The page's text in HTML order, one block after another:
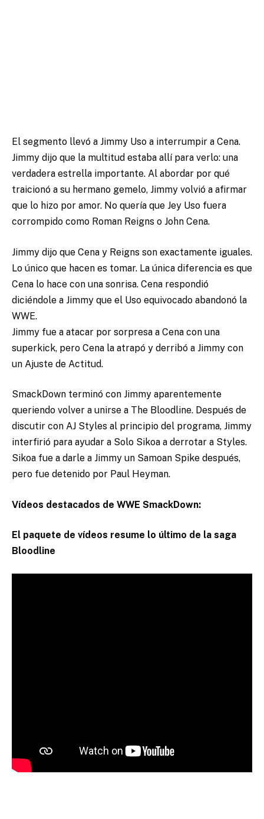
El segmento llevó a Jimmy Uso a interrumpir a Cena.
Jimmy dijo que la multitud estaba allí para verlo: una
verdadera estrella importante. Al abordar por qué
traicionó a su hermano gemelo, Jimmy volvió a afirmar
que lo hizo por amor. No quería que Jey Uso fuera
corrompido como Roman Reigns o John Cena.
Jimmy dijo que Cena y Reigns son exactamente iguales.
Lo único que hacen es tomar. La única diferencia es que
Cena lo hace con una sonrisa. Cena respondió
diciéndole a Jimmy que el Uso equivocado abandonó la
WWE.
Jimmy fue a atacar por sorpresa a Cena con una
superkick, pero Cena la atrapó y derribó a Jimmy con
un Ajuste de Actitud.
SmackDown terminó con Jimmy aparentemente
queriendo volver a unirse a The Bloodline. Después de
discutir con AJ Styles al principio del programa, Jimmy
interfirió para ayudar a Solo Sikoa a derrotar a Styles.
Sikoa fue a darle a Jimmy un Samoan Spike después,
pero fue detenido por Paul Heyman.
Vídeos destacados de WWE SmackDown:
El paquete de vídeos resume lo último de la saga
Bloodline